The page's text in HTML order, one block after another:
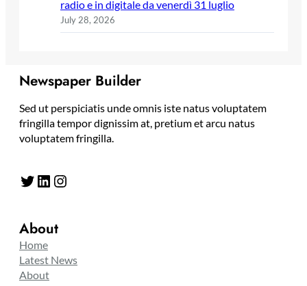
radio e in digitale da venerdì 31 luglio
July 28, 2026
Newspaper Builder
Sed ut perspiciatis unde omnis iste natus voluptatem
fringilla tempor dignissim at, pretium et arcu natus
voluptatem fringilla.
Twitter LinkedIn Instagram
About
Home
Latest News
About